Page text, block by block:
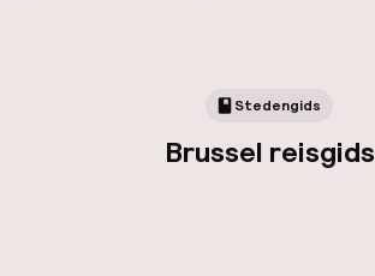
Stedengids
Brussel reisgids